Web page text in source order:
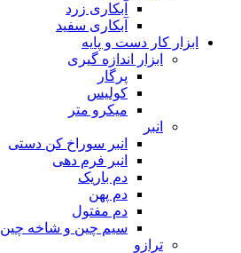
آبکاری زرد
آبکاری سفید
ابزار کار دست و پایه
ابزار اندازه گیری
پرگار
کولیس
میکرو متر
انبر
انبر سوراخ کن دستی
انبر فرم دهی
دم باریک
دم پهن
دم مفتول
سیم چین و شاخه چین
ترازو